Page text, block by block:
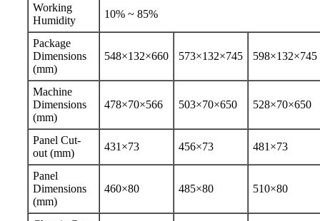
Working
Humidity
10% ~ 85%
Package
Dimensions
(mm)
548×132×660 573×132×745 598×132×745
Machine
Dimensions
(mm)
478×70×566 503×70×650 528×70×650
Panel Cut-
out (mm)
431×73 456×73 481×73
Panel
Dimensions
(mm)
460×80 485×80 510×80